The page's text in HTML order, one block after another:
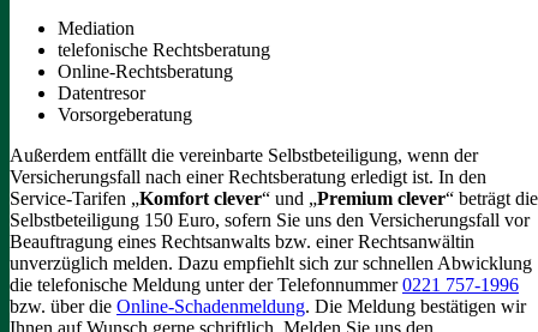
Mediation
telefonische Rechtsberatung
Online-Rechtsberatung
Datentresor
Vorsorgeberatung
Außerdem entfällt die vereinbarte Selbstbeteiligung, wenn der
Versicherungsfall nach einer Rechtsberatung erledigt ist. In den
Service-Tarifen „Komfort clever“ und „Premium clever“ beträgt die
Selbstbeteiligung 150 Euro, sofern Sie uns den Versicherungsfall vor
Beauftragung eines Rechtsanwalts bzw. einer Rechtsanwältin
unverzüglich melden. Dazu empfiehlt sich zur schnellen Abwicklung
die telefonische Meldung unter der Telefonnummer0221 757-1996
bzw. über die Online-Schadenmeldung. Die Meldung bestätigen wir